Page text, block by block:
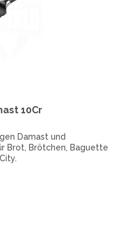
10Cr
Damast und
Brot, Brötchen, Baguette